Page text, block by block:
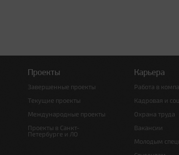
Проекты
Завершенные проекты
Текущие проекты
Международные проекты
Проекты в Санкт-
Петербурге и ЛО
Карьера
Работа в
Кадровая и
Охрана труда
Вакансии
Молодым